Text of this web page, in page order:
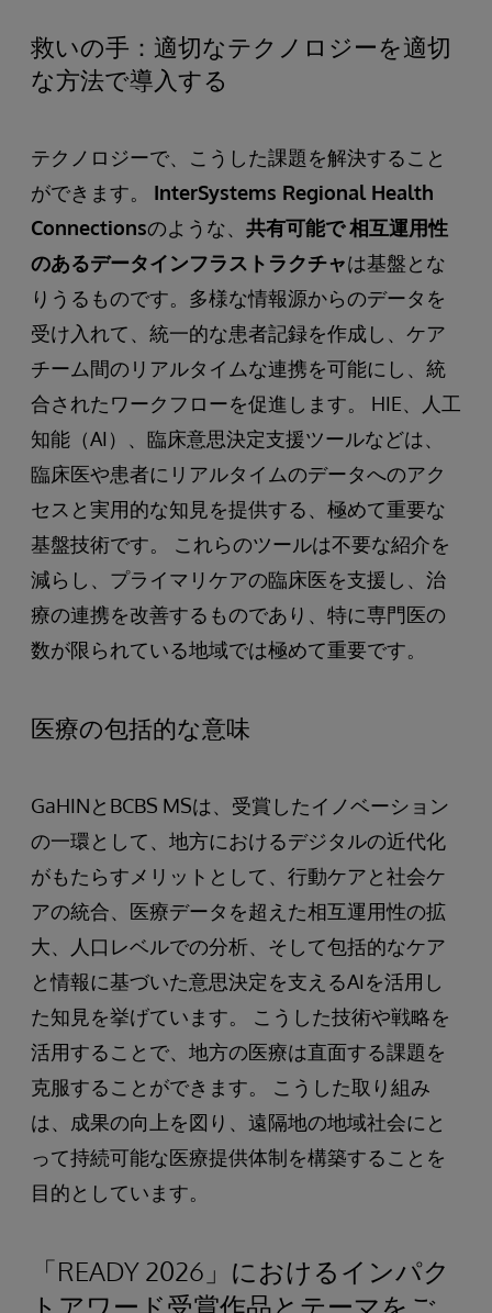
救いの手：適切なテクノロジーを適切
な方法で導入する
テクノロジーで、こうした課題を解決すること
ができます。 InterSystems Regional Health
Connectionsのような、 共有可能で相互運用性
のあるデータインフラストラクチャは基盤とな
りうるものです。多様な情報源からのデータを
受け入れて、統一的な患者記録を作成し、ケア
チーム間のリアルタイムな連携を可能にし、統
合されたワークフローを促進します。 HIE、人工
知能（AI）、臨床意思決定支援ツールなどは、
臨床医や患者にリアルタイムのデータへのアク
セスと実用的な知見を提供する、極めて重要な
基盤技術です。 これらのツールは不要な紹介を
減らし、プライマリケアの臨床医を支援し、治
療の連携を改善するものであり、特に専門医の
数が限られている地域では極めて重要です。
医療の包括的な意味
GaHINとBCBS MSは、受賞したイノベーション
の一環として、地方におけるデジタルの近代化
がもたらすメリットとして、行動ケアと社会ケ
アの統合、医療データを超えた相互運用性の拡
大、人口レベルでの分析、そして包括的なケア
と情報に基づいた意思決定を支えるAIを活用し
た知見を挙げています。 こうした技術や戦略を
活用することで、地方の医療は直面する課題を
克服することができます。 こうした取り組み
は、成果の向上を図り、遠隔地の地域社会にと
って持続可能な医療提供体制を構築することを
目的としています。
「READY 2026」におけるインパク
トアワード受賞作品とテーマをご